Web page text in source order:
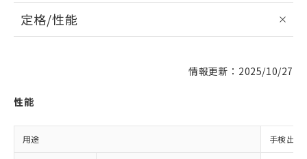
定格/性能
情報更新：2025/10/27
性能
用途 手検出用